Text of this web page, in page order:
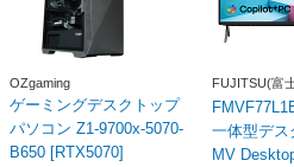
OZgaming
ゲーミングデスクトップ
パソコン Z1-9700x-5070-
B650 [RTX5070]
FUJITSU(富
一体型デ
MV